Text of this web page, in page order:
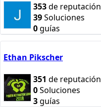
353de reputación
39Soluciones
0guías
Ethan Pikscher
351 de reputación
0Soluciones
3guías